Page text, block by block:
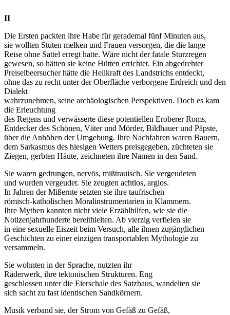
II
Die Ersten packten ihre Habe für gerademal fünf Minuten aus,
sie wollten Stuten melken und Frauen versorgen, die die lange
Reise ohne Sattel erregt hatte. Wäre nicht der fatale Sturzregen
gewesen, so hätten sie keine Hütten errichtet. Ein abgedrehter
Preiselbeersucher hätte die Heilkraft des Landstrichs entdeckt,
ohne das zu recht unter der Oberfläche verborgene Erdreich und den
Dialekt
wahrzunehmen, seine archäologischen Perspektiven. Doch es kam
die Erleuchtung
des Regens und verwässerte diese potentiellen Eroberer Roms,
Entdecker des Schönen, Väter und Mörder, Bildhauer und Päpste,
über die Anhöhen der Umgebung. Ihre Nachfahren waren Bauern,
dem Sarkasmus des hiesigen Wetters preisgegeben, züchteten sie
Ziegen, gerbten Häute, zeichneten ihre Namen in den Sand.
Sie waren gedrungen, nervös, mißtrauisch. Sie vergeudeten
und wurden vergeudet. Sie zeugten achtlos, arglos.
In Jahren der Mißernte setzten sie ihre taufrischen
römisch-katholischen Moralinstrumentarien in Klammern.
Ihre Mythen kannten nicht viele Erzählhilfen, wie sie die
Notizenjahrhunderte bereithielten. Ab vierzig verfielen sie
in eine sexuelle Eiszeit beim Versuch, alle ihnen zugänglichen
Geschichten zu einer einzigen transportablen Mythologie zu
versammeln.
Sie wohnten in der Sprache, nutzten ihr
Räderwerk, ihre tektonischen Strukturen. Eng
geschlossen unter die Eierschale des Satzbaus, wandelten sie
sich sacht zu fast identischen Sandkörnern.
Musik verband sie, der Strom von Gefäß zu Gefäß,